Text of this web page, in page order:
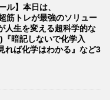
ル】本日は、
筋トレが最強のソリュー
生を変える超科学的な
暗記しないで化学入
ば化学はわかる』など3